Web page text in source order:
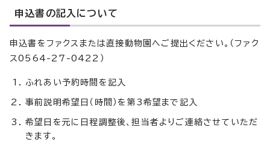
申込書の記入について
申込書をファクスまたは直接動物園へご提出ください。（ファク
ス0564-27-0422）
ふれあい予約時間を記入
事前説明希望日（時間）を第3希望まで記入
希望日を元に日程調整後、担当者よりご連絡させていただ
きます。